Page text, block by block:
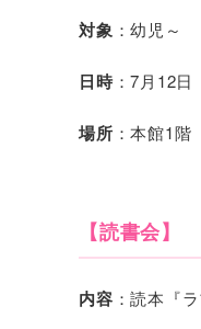
対象 ：幼児～
日時：7月12日
場所 ：本館1
【読書会】
内容 ：読本『